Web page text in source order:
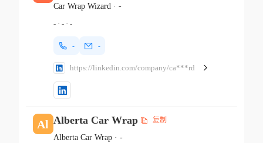
Car Wrap Wizard· -
-· -· -
- -
https://linkedin.com/company/ca***rd
Al Alberta Car Wrap 复制
Alberta Car Wrap· -